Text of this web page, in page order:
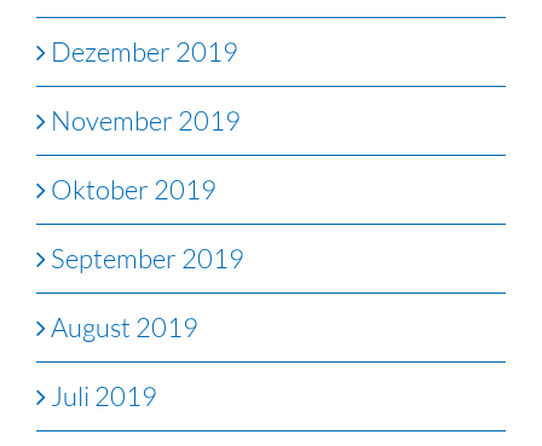
Dezember 2019
November 2019
Oktober 2019
September 2019
August 2019
Juli 2019